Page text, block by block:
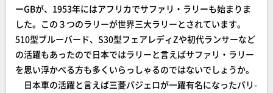
ーGBが、1953年にはアフリカでサファリ・ラリーも始まりま
した。この３つのラリーが世界三大ラリーとされています。
510型ブルーバード、S30型フェアレディZや初代ランサーなど
の活躍もあったので日本ではラリーと言えばサファリ・ラリー
を思い浮かべる方も多くいらっしゃるのではないでしょうか。
日本車の活躍と言えば三菱パジェロが一躍有名になったパリ-